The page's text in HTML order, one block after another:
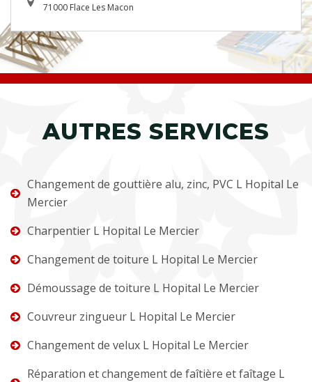
71000 Flace Les Macon
AUTRES SERVICES
Changement de gouttière alu, zinc, PVC L Hopital Le
Mercier
Charpentier L Hopital Le Mercier
Changement de toiture L Hopital Le Mercier
Démoussage de toiture L Hopital Le Mercier
Couvreur zingueur L Hopital Le Mercier
Changement de velux L Hopital Le Mercier
Réparation et changement de faîtière et faîtage L